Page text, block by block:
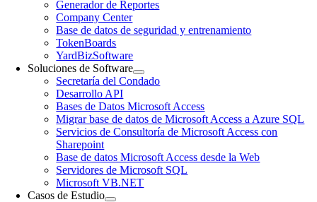
Generador de Reportes
Company Center
Base de datos de seguridad y entrenamiento
TokenBoards
YardBizSoftware
Soluciones de Software
Secretaría del Condado
Desarrollo API
Bases de Datos Microsoft Access
Migrar base de datos de Microsoft Access a Azure SQL
Servicios de Consultoría de Microsoft Access con
Sharepoint
Base de datos Microsoft Access desde la Web
Servidores de Microsoft SQL
Microsoft VB.NET
Casos de Estudio